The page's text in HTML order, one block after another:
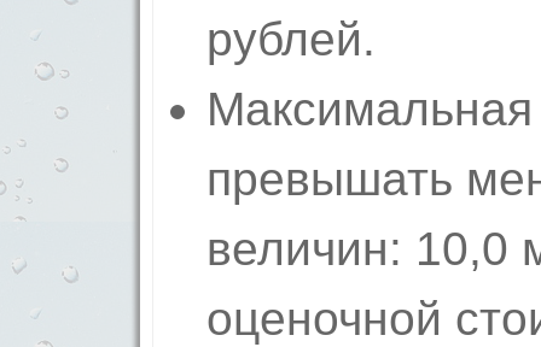
рублей.
превышать
величин: 10,0
оценочной